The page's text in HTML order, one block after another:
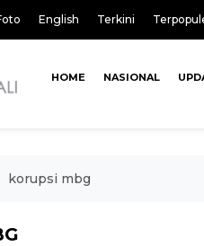
English Terkini
HOME NASIONAL
korupsi mbg